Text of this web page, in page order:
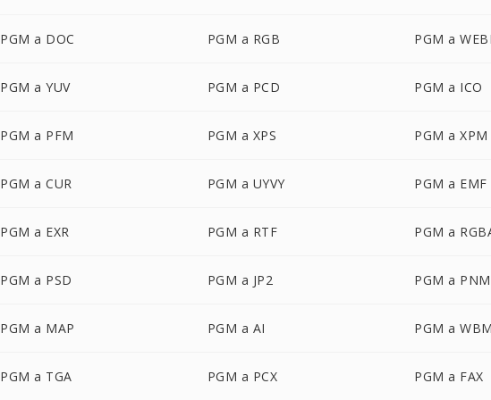
PGM a DOC PGM a RGB PGM a
PGM a YUV PGM a PCD PGM a ICO
PGM a PFM PGM a XPS PGM a XPM
PGM a CUR PGM a UYVY PGM a EMF
PGM a EXR PGM a RTF PGM a
PGM a PSD PGM a JP2 PGM a PNM
PGM a MAP PGM a AI PGM a
PGM a TGA PGM a PCX PGM a FAX